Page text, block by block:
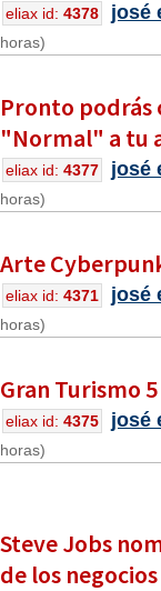
eliax id: 4378 josé
horas)
Pronto podrás
"Normal" a tu
eliax id: 4377 josé
horas)
Arte
eliax id: 4371 josé
horas)
Gran Turismo
eliax id: 4375 josé
horas)
Steve Jobs
de los negocios